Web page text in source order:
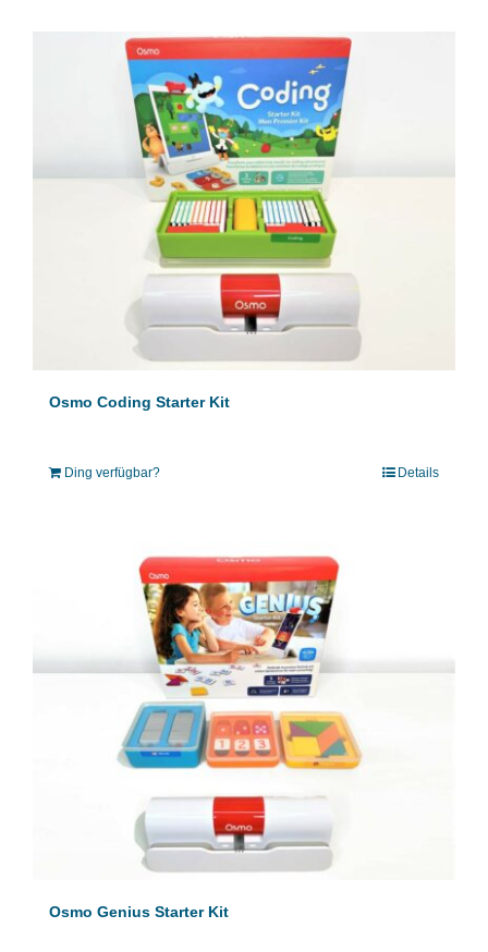
Osmo Coding Starter Kit
Ding verfügbar? Details
Osmo Genius Starter Kit